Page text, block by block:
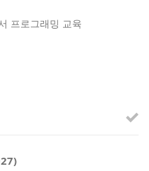
프로그래밍 교육
)